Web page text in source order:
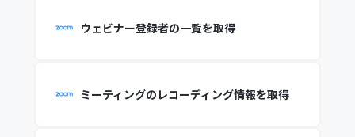
ウェビナー登録者の一覧を取得
ミーティングのレコーディング情報を取得